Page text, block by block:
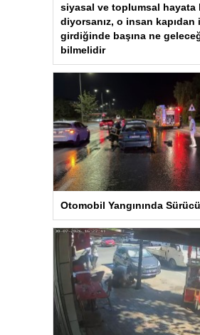
siyasal ve toplumsal hayata
diyorsanız, o insan kapıdan
girdiğinde başına ne
bilmelidir
Otomobil Yangınında